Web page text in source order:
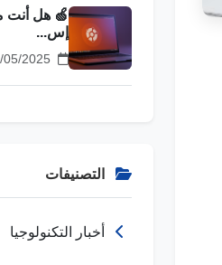
🍏 هل أنت
إس...
التصنيفات
أخبار التكنولوجيا